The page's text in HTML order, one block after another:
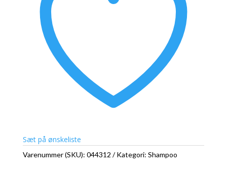
Sæt på ønskeliste
Varenummer (SKU): 044312 Kategori: Shampoo